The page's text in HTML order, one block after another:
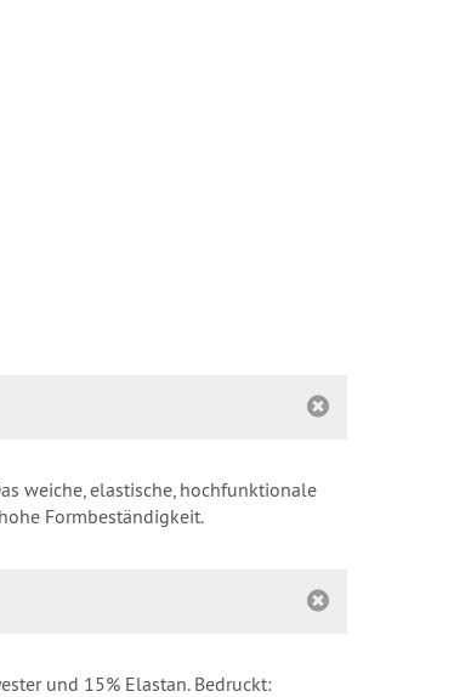
weiche, elastische, hochfunktionale
Formbeständigkeit.
und 15% Elastan. Bedruckt: